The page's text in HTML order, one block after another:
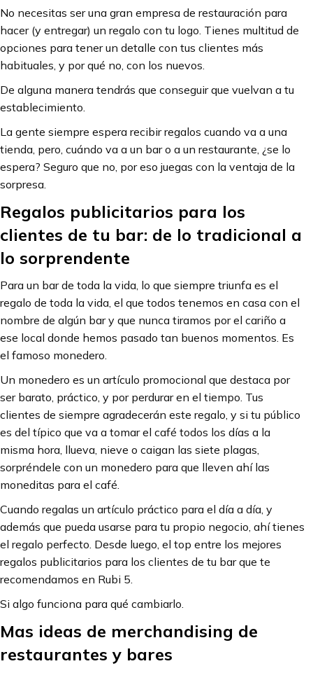
No necesitas ser una gran empresa de restauración para
hacer (y entregar) un regalo con tu logo. Tienes multitud de
opciones para tener un detalle con tus clientes más
habituales, y por qué no, con los nuevos.
De alguna manera tendrás que conseguir que vuelvan a tu
establecimiento.
La gente siempre espera recibir regalos cuando va a una
tienda, pero, cuándo va a un bar o a un restaurante, ¿se lo
espera? Seguro que no, por eso juegas con la ventaja de la
sorpresa.
Regalos publicitarios para los
clientes de tu bar: de lo tradicional a
lo sorprendente
Para un bar de toda la vida, lo que siempre triunfa es el
regalo de toda la vida, el que todos tenemos en casa con el
nombre de algún bar y que nunca tiramos por el cariño a
ese local donde hemos pasado tan buenos momentos. Es
el famoso monedero.
Un monedero es un artículo promocional que destaca por
ser barato, práctico, y por perdurar en el tiempo. Tus
clientes de siempre agradecerán este regalo, y si tu público
es del típico que va a tomar el café todos los días a la
misma hora, llueva, nieve o caigan las siete plagas,
sorpréndele con un monedero para que lleven ahí las
moneditas para el café.
Cuando regalas un artículo práctico para el día a día, y
además que pueda usarse para tu propio negocio, ahí tienes
el regalo perfecto. Desde luego, el top entre los mejores
regalos publicitarios para los clientes de tu bar que te
recomendamos en Rubi 5.
Si algo funciona para qué cambiarlo.
Mas ideas de merchandising de
restaurantes y bares